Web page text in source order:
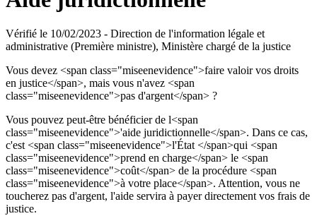
Vérifié le 10/02/2023 - Direction de l'information légale et
administrative (Première ministre), Ministère chargé de la justice
Vous devez <span class="miseenevidence">faire valoir vos droits
en justice</span>, mais vous n'avez <span
class="miseenevidence">pas d'argent</span> ?
Vous pouvez peut-être bénéficier de l<span
class="miseenevidence">'aide juridictionnelle</span>. Dans ce cas,
c'est <span class="miseenevidence">l'État </span>qui <span
class="miseenevidence">prend en charge</span> le <span
class="miseenevidence">coût</span> de la procédure <span
class="miseenevidence">à votre place</span>. Attention, vous ne
toucherez pas d'argent, l'aide servira à payer directement vos frais de
justice.